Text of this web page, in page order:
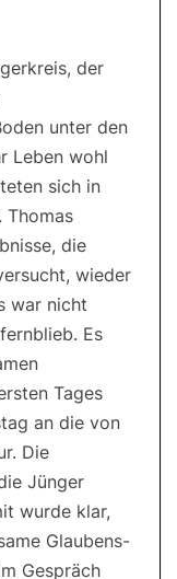
der
unter den
Leben wohl
sich in
Thomas
die
wieder
war nicht
Es
Tages
an die von
Die
Jünger
wurde klar,
Glaubens-
Gespräch